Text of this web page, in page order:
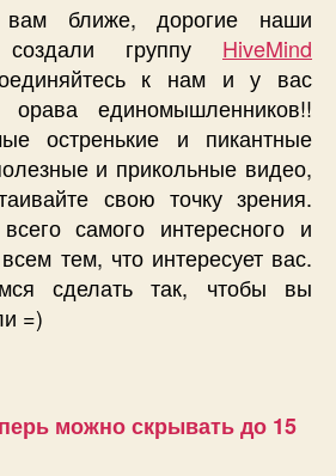
ближе, дорогие наши
группу HiveMind
к нам и у вас
орава единомышленников!!
остренькие и пикантные
и прикольные видео,
свою точку зрения.
самого интересного и
тем, что интересует вас.
сделать так, чтобы вы
=)
можно скрывать до 15